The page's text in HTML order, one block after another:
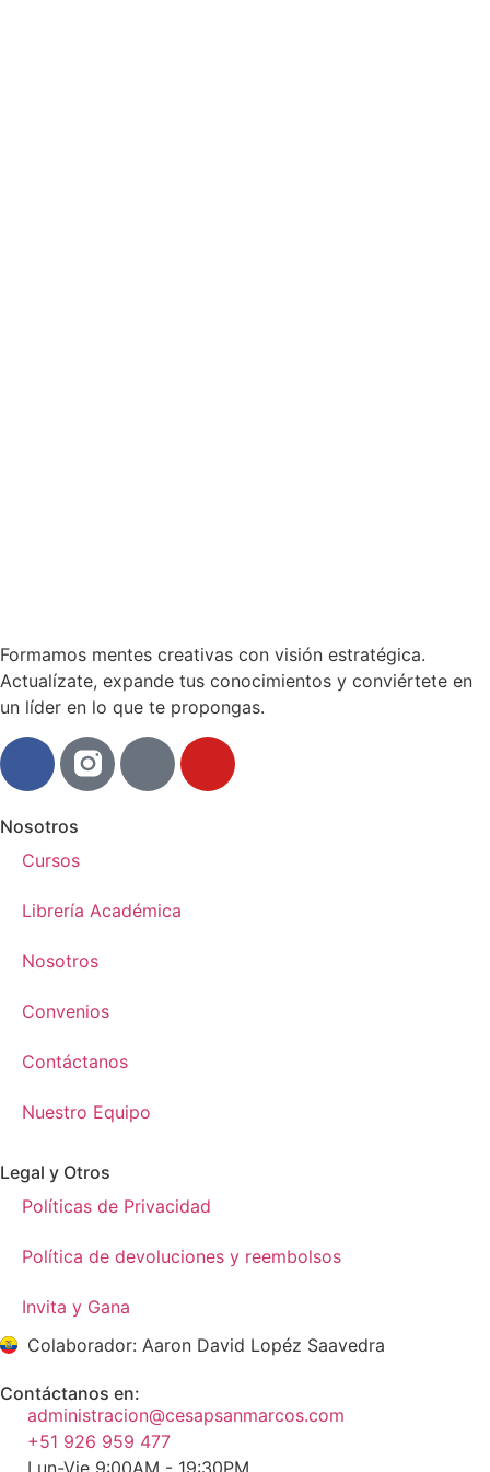
Formamos mentes creativas con visión estratégica.
Actualízate, expande tus conocimientos y conviértete en
un líder en lo que te propongas.
Nosotros
Cursos
Librería Académica
Nosotros
Convenios
Contáctanos
Nuestro Equipo
Legal y Otros
Políticas de Privacidad
Política de devoluciones y reembolsos
Invita y Gana
Colaborador: Aaron David Lopéz Saavedra
Contáctanos en:
administracion@cesapsanmarcos.com
+51 926 959 477
Lun-Vie 9:00AM - 19:30PM